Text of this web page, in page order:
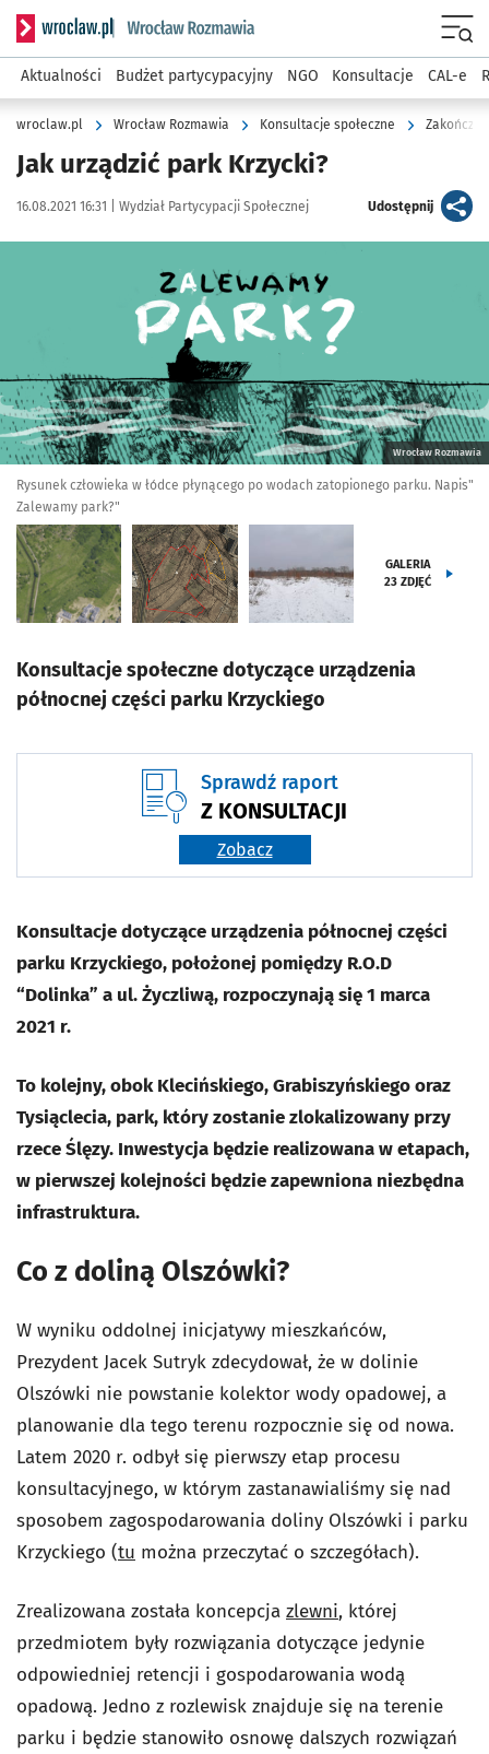
Serwis informacyjny wroclaw.pl podserwis: Rozmawia
Aktualności Budżet partycypacyjny NGO Konsultacje CAL-e
wroclaw.pl Wrocław Rozmawia Konsultacje społeczne
Jak urządzić park Krzycki?
Data publikacji:
16.08.2021 16:31 | Autor:
Wydział Partycypacji Społecznej Udostępnijartykuł
Wrocław Rozmawia
Rysunek człowieka w łódce płynącego po wodach zatopionego parku. Napis"
Zalewamy park?"
GALERIA
23 ZDJĘĆ
Konsultacje społeczne dotyczące urządzenia
północnej części parku Krzyckiego
Sprawdź raport
Z KONSULTACJI
Zobacz
Konsultacje dotyczące urządzenia północnej części
parku Krzyckiego, położonej pomiędzy R.O.D
“Dolinka” a ul. Życzliwą, rozpoczynają się 1 marca
2021 r.
To kolejny, obok Klecińskiego, Grabiszyńskiego oraz
Tysiąclecia, park, który zostanie zlokalizowany przy
rzece Ślęzy. Inwestycja będzie realizowana w etapach,
w pierwszej kolejności będzie zapewniona niezbędna
infrastruktura.
Co z doliną Olszówki?
W wyniku oddolnej inicjatywy mieszkańców,
Prezydent Jacek Sutryk zdecydował, że w dolinie
Olszówki nie powstanie kolektor wody opadowej, a
planowanie dla tego terenu rozpocznie się od nowa.
Latem 2020 r. odbył się pierwszy etap procesu
konsultacyjnego, w którym zastanawialiśmy się nad
sposobem zagospodarowania doliny Olszówki i parku
Krzyckiego (tu można przeczytać o szczegółach).
Zrealizowana została koncepcja zlewni, której
przedmiotem były rozwiązania dotyczące jedynie
odpowiedniej retencji i gospodarowania wodą
opadową. Jedno z rozlewisk znajduje się na terenie
parku i będzie stanowiło osnowę dalszych rozwiązań